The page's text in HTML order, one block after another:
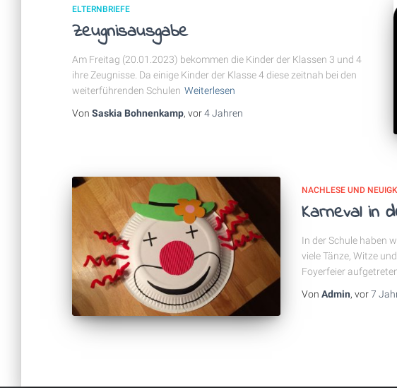
ELTERNBRIEFE
Zeugnisausgabe
Am Freitag (20.01.2023) bekommen die Kinder der Klassen 3 und 4
ihre Zeugnisse. Da einige Kinder der Klasse 4 diese zeitnah bei den
weiterführenden Schulen Weiterlesen
Von Saskia Bohnenkamp, vor4 Jahren
NACHLESE UND
Karneval in
In der Schule haben
viele Tänze, Witze
Foyerfeier
Von Admin, vor7